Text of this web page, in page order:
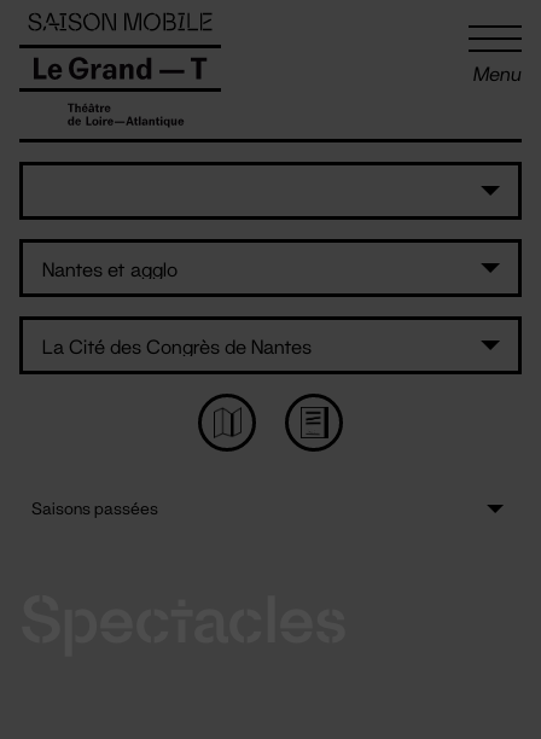
Menu
Panneau de gestion des cookies